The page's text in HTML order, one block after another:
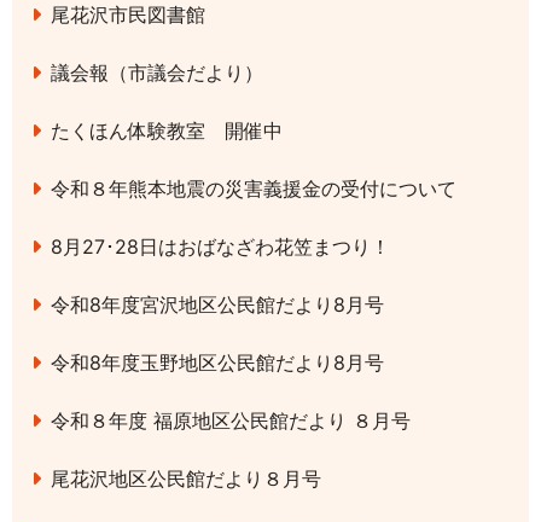
尾花沢市民図書館
議会報（市議会だより）
たくほん体験教室 開催中
令和８年熊本地震の災害義援金の受付について
8月27･28日はおばなざわ花笠まつり！
令和8年度宮沢地区公民館だより8月号
令和8年度玉野地区公民館だより8月号
令和８年度 福原地区公民館だより ８月号
尾花沢地区公民館だより８月号